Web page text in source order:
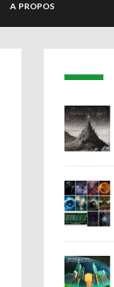
A PROPOS